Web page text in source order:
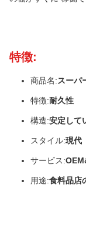
特徴:
商品名:スーパ
特徴:耐久性
構造:安定して
スタイル:現代
サービス:
用途:食料品店